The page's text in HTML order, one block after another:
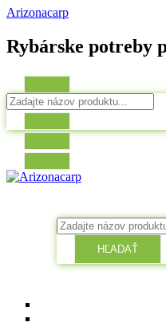
Arizonacarp
Rybárske potreby
HĽADAŤ